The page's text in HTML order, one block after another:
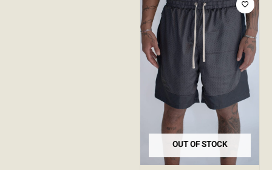
OUT OF STOCK